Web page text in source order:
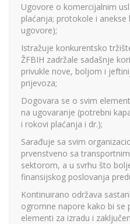
Ugovore o komercijalnim
plaćanja; protokole i
ugovore);
Istražuje konkurentsko
ŽFBIH zadržale sadašnje
privukle nove, boljom i
prijevoza;
Dogovara se o svim
na ugovaranje (potrebni
i rokovi plaćanja i dr.);
Sarađuje sa svim
prvenstveno sa
sektorom, a u svrhu što
finansijskog poslovanja
Kontinuirano održava
ogromne napore kako bi se
elementi za izradu i